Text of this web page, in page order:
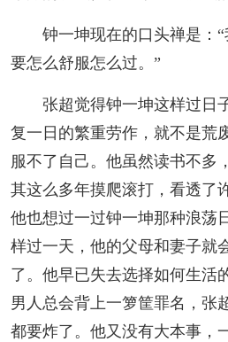
钟一坤现在的口头禅是：
要怎么舒服怎么过。”
张超觉得钟一坤这样过日
复一日的繁重劳作，就不是荒
服不了自己。他虽然读书不多
其这么多年摸爬滚打，看透了
他也想过一过钟一坤那种浪荡
样过一天，他的父母和妻子就
了。他早已失去选择如何生活
男人总会背上一箩筐罪名，张
都要炸了。他又没有大本事，